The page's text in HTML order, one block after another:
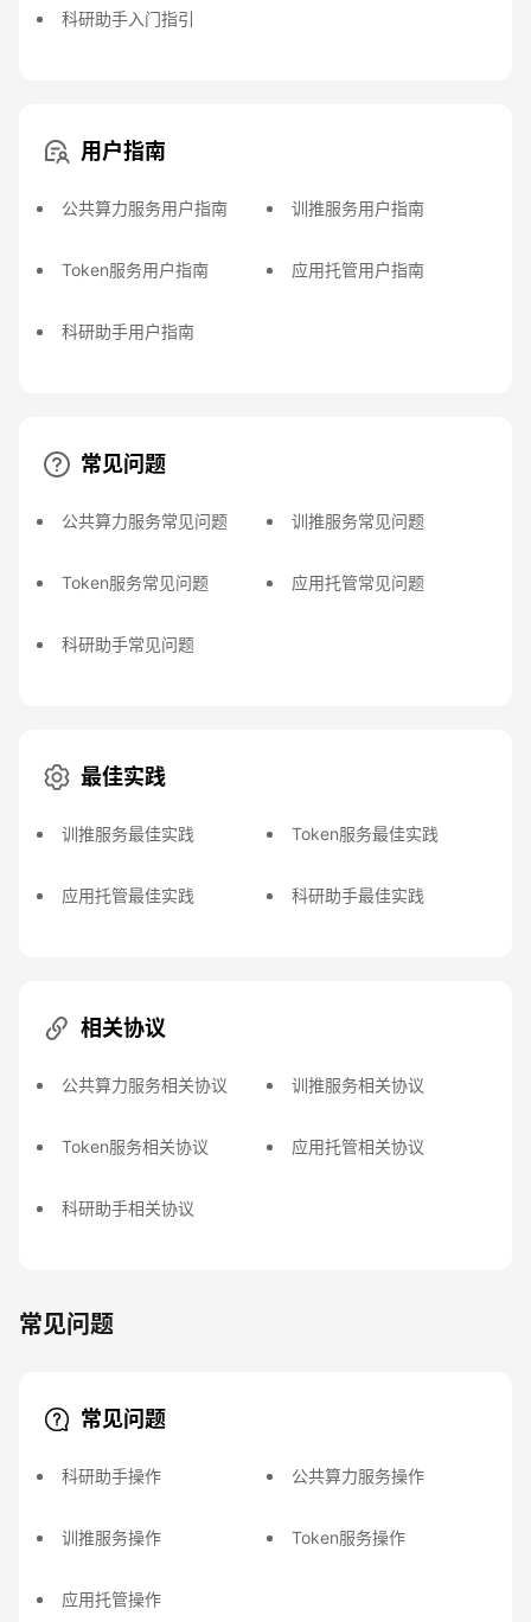
科研助手入门指引
用户指南
公共算力服务用户指南 训推服务用户指南
Token服务用户指南 应用托管用户指南
科研助手用户指南
常见问题
公共算力服务常见问题 训推服务常见问题
Token服务常见问题 应用托管常见问题
科研助手常见问题
最佳实践
训推服务最佳实践 Token服务最佳实践
应用托管最佳实践 科研助手最佳实践
相关协议
公共算力服务相关协议 训推服务相关协议
Token服务相关协议 应用托管相关协议
科研助手相关协议
常见问题
常见问题
科研助手操作 公共算力服务操作
训推服务操作 Token服务操作
应用托管操作